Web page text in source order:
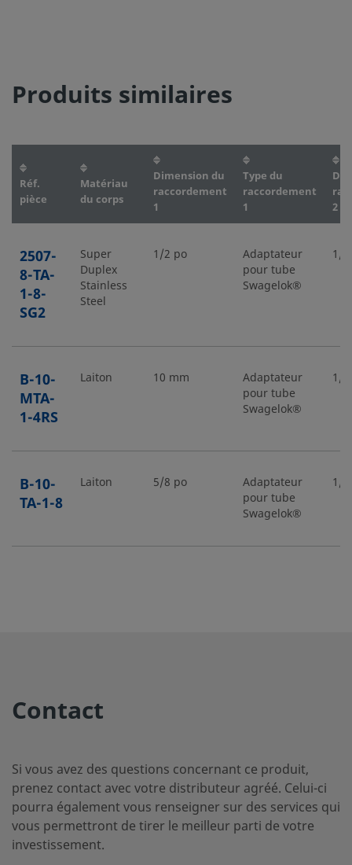
Produits similaires
Réf.
pièce
Matériau
du corps
Dimension du
raccordement
1
Type du
raccordement
1
2
2507-
8-TA-
1-8-
SG2
Super
Duplex
Stainless
Steel
1/2 po
Adaptateur
pour tube
Swagelok®
1/
B-10-
MTA-
1-4RS
Laiton 10 mm
Adaptateur
pour tube
Swagelok®
1/
B-10-
TA-1-8
Laiton 5/8 po
Adaptateur
pour tube
Swagelok®
1/
TA-1-
12
B-400-
A-
4ANF
Laiton 1/4 po
Adaptateur
pour tube
Swagelok®
Contact
Si vous avez des questions concernant ce produit,
prenez contact avec votre distributeur agréé. Celui-ci
pourra également vous renseigner sur des services qui
vous permettront de tirer le meilleur parti de votre
investissement.